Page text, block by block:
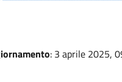
: 3 aprile 2025,